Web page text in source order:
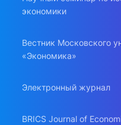
экономики
Вестник Московского
«Экономика»
Электронный журнал
BRICS Journal of